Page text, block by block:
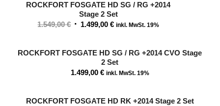
ROCKFORT FOSGATE HD SG / RG +2014
Stage 2 Set
1.549,00€ Ursprünglicher
1.549,00 €
1.499,00€Aktueller
1.499,00 €.
inkl. MwSt. 19%
ROCKFORT FOSGATE HD SG / RG +2014 CVO Stage
2 Set
1.499,00 € inkl. MwSt. 19%
ROCKFORT FOSGATE HD RK +2014 Stage 2 Set